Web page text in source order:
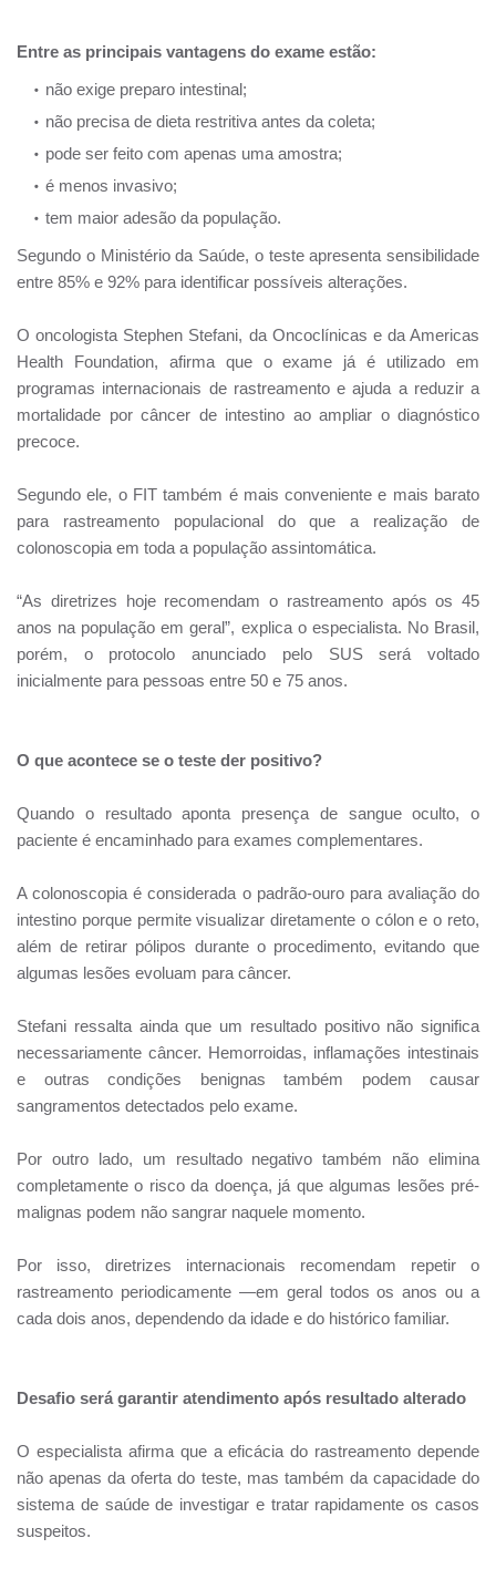
Entre as principais vantagens do exame estão:
não exige preparo intestinal;
não precisa de dieta restritiva antes da coleta;
pode ser feito com apenas uma amostra;
é menos invasivo;
tem maior adesão da população.
Segundo o Ministério da Saúde, o teste apresenta sensibilidade
entre 85% e 92% para identificar possíveis alterações.
O oncologista Stephen Stefani, da Oncoclínicas e da Americas
Health Foundation, afirma que o exame já é utilizado em
programas internacionais de rastreamento e ajuda a reduzir a
mortalidade por câncer de intestino ao ampliar o diagnóstico
precoce.
Segundo ele, o FIT também é mais conveniente e mais barato
para rastreamento populacional do que a realização de
colonoscopia em toda a população assintomática.
“As diretrizes hoje recomendam o rastreamento após os 45
anos na população em geral”, explica o especialista. No Brasil,
porém, o protocolo anunciado pelo SUS será voltado
inicialmente para pessoas entre 50 e 75 anos.
O que acontece se o teste der positivo?
Quando o resultado aponta presença de sangue oculto, o
paciente é encaminhado para exames complementares.
A colonoscopia é considerada o padrão-ouro para avaliação do
intestino porque permite visualizar diretamente o cólon e o reto,
além de retirar pólipos durante o procedimento, evitando que
algumas lesões evoluam para câncer.
Stefani ressalta ainda que um resultado positivo não significa
necessariamente câncer. Hemorroidas, inflamações intestinais
e outras condições benignas também podem causar
sangramentos detectados pelo exame.
Por outro lado, um resultado negativo também não elimina
completamente o risco da doença, já que algumas lesões pré-
malignas podem não sangrar naquele momento.
Por isso, diretrizes internacionais recomendam repetir o
rastreamento periodicamente —em geral todos os anos ou a
cada dois anos, dependendo da idade e do histórico familiar.
Desafio será garantir atendimento após resultado alterado
O especialista afirma que a eficácia do rastreamento depende
não apenas da oferta do teste, mas também da capacidade do
sistema de saúde de investigar e tratar rapidamente os casos
suspeitos.